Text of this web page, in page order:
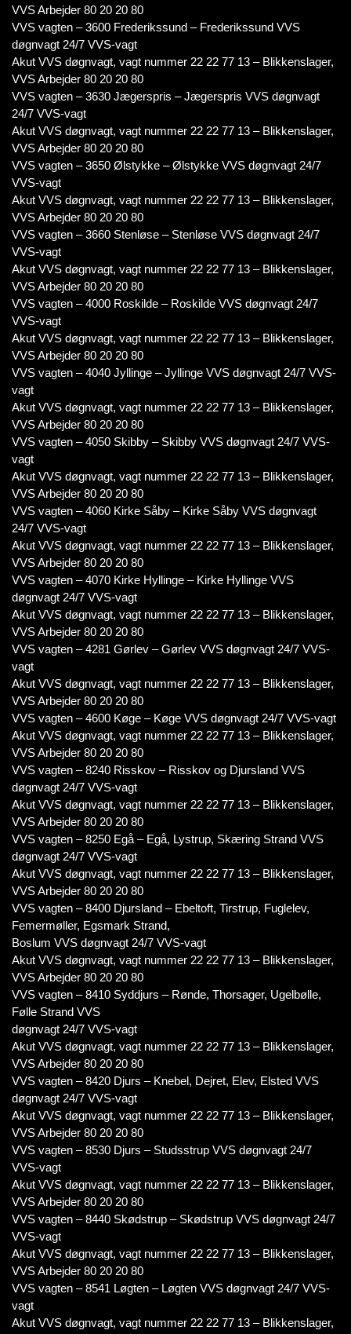
VVS Arbejder 80 20 20 80
VVS vagten – 3600 Frederikssund – Frederikssund VVS
døgnvagt 24/7 VVS-vagt
Akut VVS døgnvagt, vagt nummer 22 22 77 13 – Blikkenslager,
VVS Arbejder 80 20 20 80
VVS vagten – 3630 Jægerspris – Jægerspris VVS døgnvagt
24/7 VVS-vagt
Akut VVS døgnvagt, vagt nummer 22 22 77 13 – Blikkenslager,
VVS Arbejder 80 20 20 80
VVS vagten – 3650 Ølstykke – Ølstykke VVS døgnvagt 24/7
VVS-vagt
Akut VVS døgnvagt, vagt nummer 22 22 77 13 – Blikkenslager,
VVS Arbejder 80 20 20 80
VVS vagten – 3660 Stenløse – Stenløse VVS døgnvagt 24/7
VVS-vagt
Akut VVS døgnvagt, vagt nummer 22 22 77 13 – Blikkenslager,
VVS Arbejder 80 20 20 80
VVS vagten – 4000 Roskilde – Roskilde VVS døgnvagt 24/7
VVS-vagt
Akut VVS døgnvagt, vagt nummer 22 22 77 13 – Blikkenslager,
VVS Arbejder 80 20 20 80
VVS vagten – 4040 Jyllinge – Jyllinge VVS døgnvagt 24/7 VVS-
vagt
Akut VVS døgnvagt, vagt nummer 22 22 77 13 – Blikkenslager,
VVS Arbejder 80 20 20 80
VVS vagten – 4050 Skibby – Skibby VVS døgnvagt 24/7 VVS-
vagt
Akut VVS døgnvagt, vagt nummer 22 22 77 13 – Blikkenslager,
VVS Arbejder 80 20 20 80
VVS vagten – 4060 Kirke Såby – Kirke Såby VVS døgnvagt
24/7 VVS-vagt
Akut VVS døgnvagt, vagt nummer 22 22 77 13 – Blikkenslager,
VVS Arbejder 80 20 20 80
VVS vagten – 4070 Kirke Hyllinge – Kirke Hyllinge VVS
døgnvagt 24/7 VVS-vagt
Akut VVS døgnvagt, vagt nummer 22 22 77 13 – Blikkenslager,
VVS Arbejder 80 20 20 80
VVS vagten – 4281 Gørlev – Gørlev VVS døgnvagt 24/7 VVS-
vagt
Akut VVS døgnvagt, vagt nummer 22 22 77 13 – Blikkenslager,
VVS Arbejder 80 20 20 80
VVS vagten – 4600 Køge – Køge VVS døgnvagt 24/7 VVS-vagt
Akut VVS døgnvagt, vagt nummer 22 22 77 13 – Blikkenslager,
VVS Arbejder 80 20 20 80
VVS vagten – 8240 Risskov – Risskov og Djursland VVS
døgnvagt 24/7 VVS-vagt
Akut VVS døgnvagt, vagt nummer 22 22 77 13 – Blikkenslager,
VVS Arbejder 80 20 20 80
VVS vagten – 8250 Egå – Egå, Lystrup, Skæring Strand VVS
døgnvagt 24/7 VVS-vagt
Akut VVS døgnvagt, vagt nummer 22 22 77 13 – Blikkenslager,
VVS Arbejder 80 20 20 80
VVS vagten – 8400 Djursland – Ebeltoft, Tirstrup, Fuglelev,
Femermøller, Egsmark Strand,
Boslum VVS døgnvagt 24/7 VVS-vagt
Akut VVS døgnvagt, vagt nummer 22 22 77 13 – Blikkenslager,
VVS Arbejder 80 20 20 80
VVS vagten – 8410 Syddjurs – Rønde, Thorsager, Ugelbølle,
Følle Strand VVS
døgnvagt 24/7 VVS-vagt
Akut VVS døgnvagt, vagt nummer 22 22 77 13 – Blikkenslager,
VVS Arbejder 80 20 20 80
VVS vagten – 8420 Djurs – Knebel, Dejret, Elev, Elsted VVS
døgnvagt 24/7 VVS-vagt
Akut VVS døgnvagt, vagt nummer 22 22 77 13 – Blikkenslager,
VVS Arbejder 80 20 20 80
VVS vagten – 8530 Djurs – Studsstrup VVS døgnvagt 24/7
VVS-vagt
Akut VVS døgnvagt, vagt nummer 22 22 77 13 – Blikkenslager,
VVS Arbejder 80 20 20 80
VVS vagten – 8440 Skødstrup – Skødstrup VVS døgnvagt 24/7
VVS-vagt
Akut VVS døgnvagt, vagt nummer 22 22 77 13 – Blikkenslager,
VVS Arbejder 80 20 20 80
VVS vagten – 8541 Løgten – Løgten VVS døgnvagt 24/7 VVS-
vagt
Akut VVS døgnvagt, vagt nummer 22 22 77 13 – Blikkenslager,